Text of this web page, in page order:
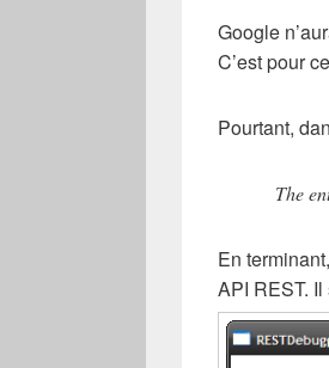
Google
C’est pour
Pourtant,
The
En
API REST.